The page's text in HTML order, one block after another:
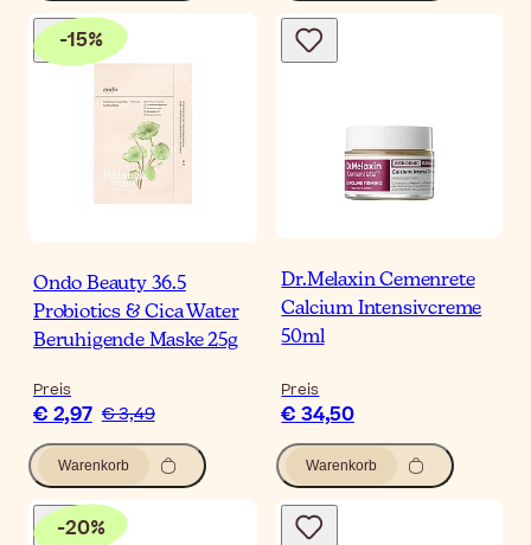
-15%
Ondo Beauty 36.5
Probiotics & Cica Water
Beruhigende Maske 25g
Preis
€ 2,97 € 3,49
Warenkorb
Dr.Melaxin Cemenrete
Calcium Intensivcreme
50ml
Preis
€ 34,50
Warenkorb
-20%